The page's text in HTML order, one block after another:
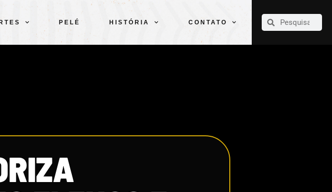
PELÉ HISTÓRIA CONTATO
CLUBE